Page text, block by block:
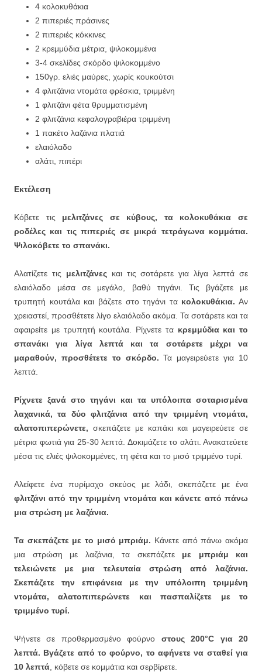
4 κολοκυθάκια
2 πιπεριές πράσινες
2 πιπεριές κόκκινες
2 κρεμμύδια μέτρια, ψιλοκομμένα
3-4 σκελίδες σκόρδο ψιλοκομμένο
150γρ. ελιές μαύρες, χωρίς κουκούτσι
4 φλιτζάνια ντομάτα φρέσκια, τριμμένη
1 φλιτζάνι φέτα θρυμματισμένη
2 φλιτζάνια κεφαλογραβιέρα τριμμένη
1 πακέτο λαζάνια πλατιά
ελαιόλαδο
αλάτι, πιπέρι
Εκτέλεση
Κόβετε τις μελιτζάνες σε κύβους, τα κολοκυθάκια σε
ροδέλες και τις πιπεριές σε μικρά τετράγωνα κομμάτια.
Ψιλοκόβετε το σπανάκι.
Αλατίζετε τις μελιτζάνεςκαι τις σοτάρετε για λίγα λεπτά σε
ελαιόλαδο μέσα σε μεγάλο, βαθύ τηγάνι. Τις βγάζετε με
τρυπητή κουτάλα και βάζετε στο τηγάνι τακολοκυθάκια. Αν
χρειαστεί, προσθέτετε λίγο ελαιόλαδο ακόμα. Τα σοτάρετε και τα
αφαιρείτε με τρυπητή κουτάλα. Ρίχνετε τακρεμμύδια και το
σπανάκι για λίγα λεπτά και τα σοτάρετε μέχρι να
μαραθούν, προσθέτετε το σκόρδο. Τα μαγειρεύετε για 10
λεπτά.
Ρίχνετε ξανά στο τηγάνι και τα υπόλοιπα σοταρισμένα
λαχανικά, τα δύο φλιτζάνια από την τριμμένη ντομάτα,
αλατοπιπερώνετε, σκεπάζετε με καπάκι και μαγειρεύετε σε
μέτρια φωτιά για 25-30 λεπτά. Δοκιμάζετε το αλάτι. Ανακατεύετε
μέσα τις ελιές ψιλοκομμένες, τη φέτα και το μισό τριμμένο τυρί.
Αλείφετε ένα πυρίμαχο σκεύος με λάδι, σκεπάζετε με ένα
φλιτζάνι από την τριμμένη ντομάτα και κάνετε από πάνω
μια στρώση με λαζάνια.
Τα σκεπάζετε με το μισό μπριάμ. Κάνετε από πάνω ακόμα
μια στρώση με λαζάνια, τα σκεπάζετεμε μπριάμ και
τελειώνετε με μια τελευταία στρώση από λαζάνια.
Σκεπάζετε την επιφάνεια με την υπόλοιπη τριμμένη
ντομάτα, αλατοπιπερώνετε και πασπαλίζετε με το
τριμμένο τυρί.
Ψήνετε σε προθερμασμένο φούρνο στους 200°C για 20
λεπτά. Βγάζετε από το φούρνο, το αφήνετε να σταθεί για
10 λεπτά , κόβετε σε κομμάτια και σερβίρετε.